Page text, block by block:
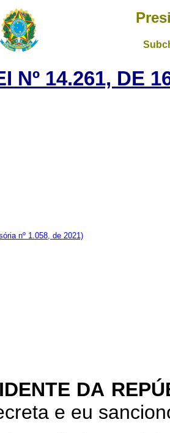
Nº 14.261, DE
nº 1.058, de 2021)
DA
e eu